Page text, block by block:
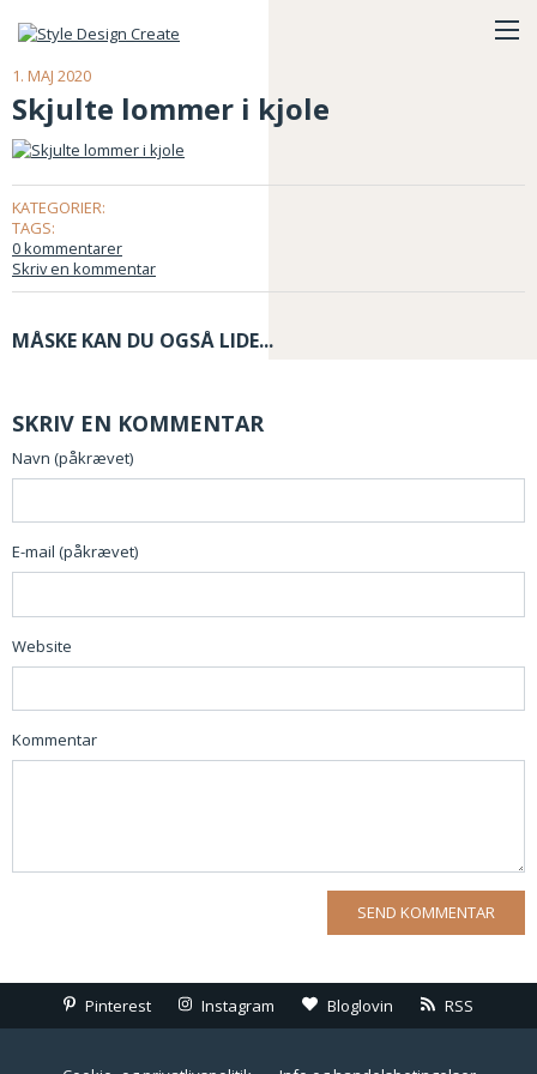
1. MAJ 2020
Skjulte lommer i kjole
KATEGORIER:
TAGS:
0 kommentarer
Skriv en kommentar
MÅSKE KAN DU OGSÅ LIDE...
SKRIV EN KOMMENTAR
Navn (påkrævet)
E-mail (påkrævet)
Website
Kommentar
Pinterest Instagram Bloglovin RSS